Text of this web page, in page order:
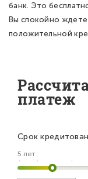
банк. Это
Вы спокойно ждете
положительной
платеж
Срок
5 лет